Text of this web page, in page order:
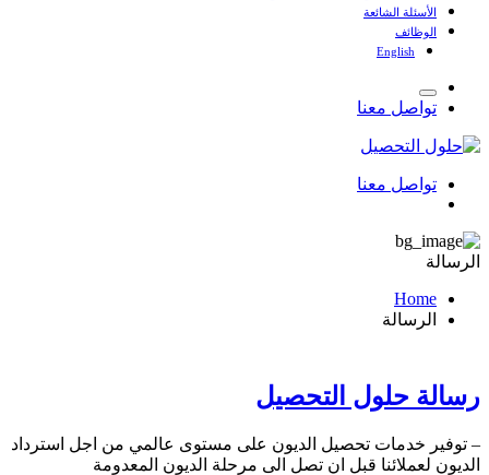
الأسئلة الشائعة
الوظائف
English
تواصل معنا
تواصل معنا
الرسالة
Home
الرسالة
رسالة حلول التحصيل
– توفير خدمات تحصيل الديون على مستوى عالمي من اجل استرداد
الديون لعملائنا قبل ان تصل الى مرحلة الديون المعدومة